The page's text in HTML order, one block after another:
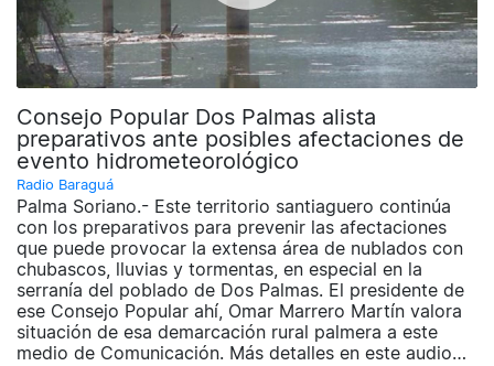
Consejo Popular Dos Palmas alista
preparativos ante posibles afectaciones de
evento hidrometeorológico
Radio Baraguá
Palma Soriano.- Este territorio santiaguero continúa
con los preparativos para prevenir las afectaciones
que puede provocar la extensa área de nublados con
chubascos, lluvias y tormentas, en especial en la
serranía del poblado de Dos Palmas. El presidente de
ese Consejo Popular ahí, Omar Marrero Martín valora
situación de esa demarcación rural palmera a este
medio de Comunicación. Más detalles en este audio…